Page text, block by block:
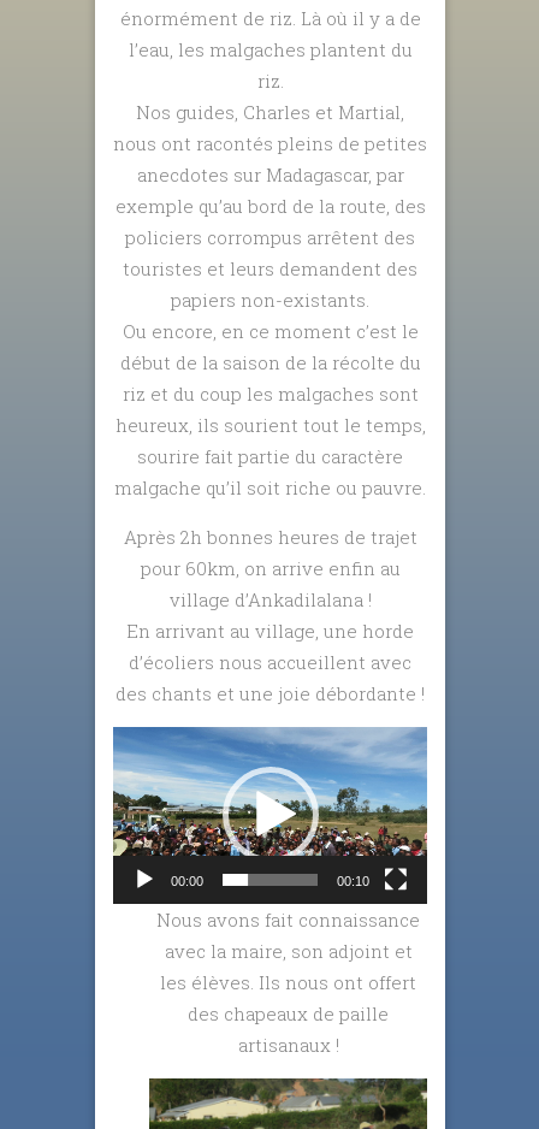
énormément de riz. Là où il y a de
l’eau, les malgaches plantent du
riz.
Nos guides, Charles et Martial,
nous ont racontés pleins de petites
anecdotes sur Madagascar, par
exemple qu’au bord de la route, des
policiers corrompus arrêtent des
touristes et leurs demandent des
papiers non-existants.
Ou encore, en ce moment c’est le
début de la saison de la récolte du
riz et du coup les malgaches sont
heureux, ils sourient tout le temps,
sourire fait partie du caractère
malgache qu’il soit riche ou pauvre.
Après 2h bonnes heures de trajet
pour 60km, on arrive enfin au
village d’Ankadilalana !
En arrivant au village, une horde
d’écoliers nous accueillent avec
des chants et une joie débordante !
Lecteur
vidéo
00:00 00:10
Nous avons fait connaissance
avec la maire, son adjoint et
les élèves. Ils nous ont offert
des chapeaux de paille
artisanaux !